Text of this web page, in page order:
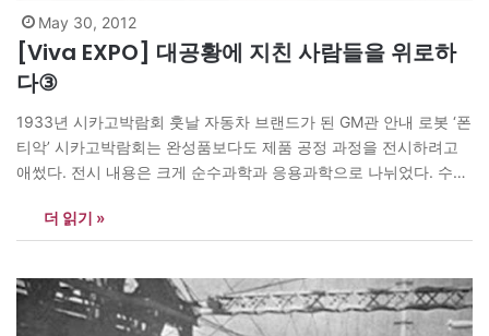
May 30, 2012
[Viva EXPO] 대공황에 지친 사람들을 위로하
다③
1933년 시카고박람회 훗날 자동차 브랜드가 된 GM관 안내 로봇 ‘폰
티악’ 시카고박람회는 완성품보다도 제품 공정 과정을 전시하려고
애썼다. 전시 내용은 크게 순수과학과 응용과학으로 나뉘었다. 수학·
용적이고 구체적인 응용 분야는 교통전시관, 전력전시관, 농업관 혹
은 기업전시관에 배치되었다. 역대 박람회에서 발전을 거듭해온 디
더 읽기 »